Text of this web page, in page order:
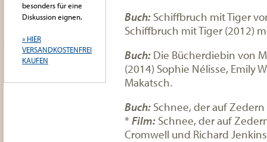
Buch: Schiffbruch mit Tiger
Schiffbruch mit Tiger (2012)
Buch: Die Bücherdiebin von
(2014) Sophie Nélisse, Emily
Makatsch.
Buch: Schnee, der auf
*Film: Schnee, der auf
Cromwell und Richard Jenkins
besonders für eine
Diskussion eignen.
» HIER
VERSANDKOSTENFREI
KAUFEN